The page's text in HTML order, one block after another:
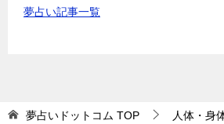
夢占い記事一覧
夢占いドットコム TOP
人体・身